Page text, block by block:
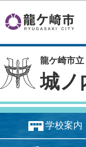
龍ケ崎市立
城ノ
学校案内